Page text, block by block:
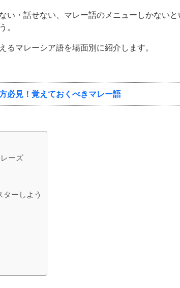
・話せない、マレー語のメニューしかないと
。
マレーシア語を場面別に紹介します。
必見！覚えておくべきマレー語
ーズ
ーしよう